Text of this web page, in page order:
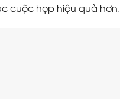
cuộc họp hiệu quả hơn.